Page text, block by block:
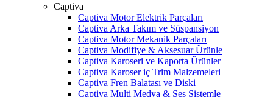
Captiva
Captiva Motor Elektrik Parçaları
Captiva Arka Takım ve Süspansiyon
Captiva Motor Mekanik Parçaları
Captiva Modifiye & Aksesuar Ürünle
Captiva Karoseri ve Kaporta Ürünler
Captiva Karoser iç Trim Malzemeleri
Captiva Fren Balatası ve Diski
Captiva Multi Medya & Ses Sistemle